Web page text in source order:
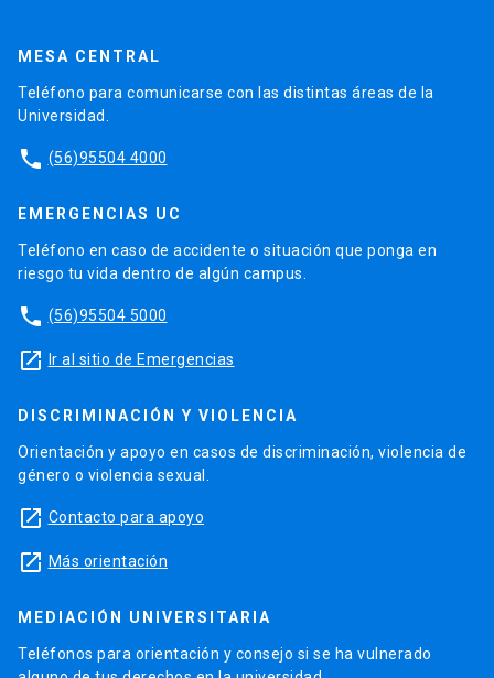
MESA CENTRAL
Teléfono para comunicarse con las distintas áreas de la
Universidad.
phone (56)95504 4000
EMERGENCIAS UC
Teléfono en caso de accidente o situación que ponga en
riesgo tu vida dentro de algún campus.
phone (56)95504 5000
launch Ir al sitio de Emergencias
DISCRIMINACIÓN Y VIOLENCIA
Orientación y apoyo en casos de discriminación, violencia de
género o violencia sexual.
launch Contacto para apoyo
launch Más orientación
MEDIACIÓN UNIVERSITARIA
Teléfonos para orientación y consejo si se ha vulnerado